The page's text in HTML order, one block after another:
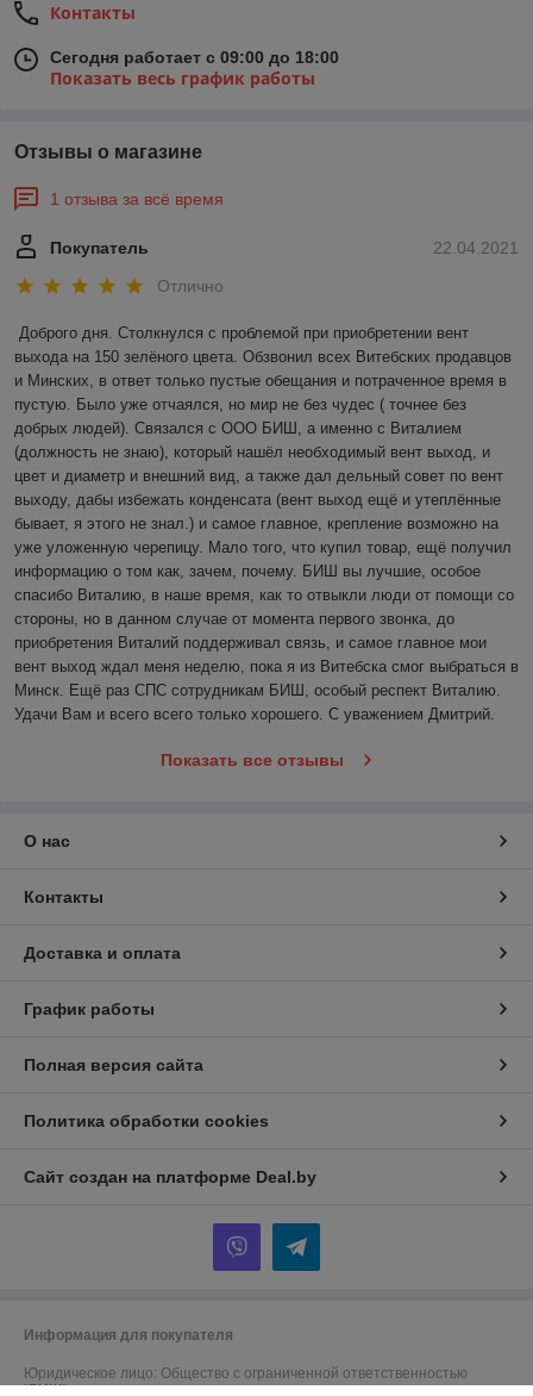
Контакты
Сегодня работает с 09:00 до 18:00
Показать весь график работы
Отзывы о магазине
1 отзыва за всё время
22.04.2021
Покупатель
Отлично
Доброго дня. Столкнулся с проблемой при приобретении вент
выхода на 150 зелёного цвета. Обзвонил всех Витебских продавцов
и Минских, в ответ только пустые обещания и потраченное время в
пустую. Было уже отчаялся, но мир не без чудес ( точнее без
добрых людей). Связался с ООО БИШ, а именно с Виталием
(должность не знаю), который нашёл необходимый вент выход, и
цвет и диаметр и внешний вид, а также дал дельный совет по вент
выходу, дабы избежать конденсата (вент выход ещё и утеплённые
бывает, я этого не знал.) и самое главное, крепление возможно на
уже уложенную черепицу. Мало того, что купил товар, ещё получил
информацию о том как, зачем, почему. БИШ вы лучшие, особое
спасибо Виталию, в наше время, как то отвыкли люди от помощи со
стороны, но в данном случае от момента первого звонка, до
приобретения Виталий поддерживал связь, и самое главное мои
вент выход ждал меня неделю, пока я из Витебска смог выбраться в
Минск. Ещё раз СПС сотрудникам БИШ, особый респект Виталию.
Удачи Вам и всего всего только хорошего. С уважением Дмитрий.
Показать все отзывы
О нас
Контакты
Доставка и оплата
График работы
Полная версия сайта
Политика обработки cookies
Сайт создан на платформе Deal.by
Информация для покупателя
Юридическое лицо: Общество с ограниченной ответственностью
"БИШ"